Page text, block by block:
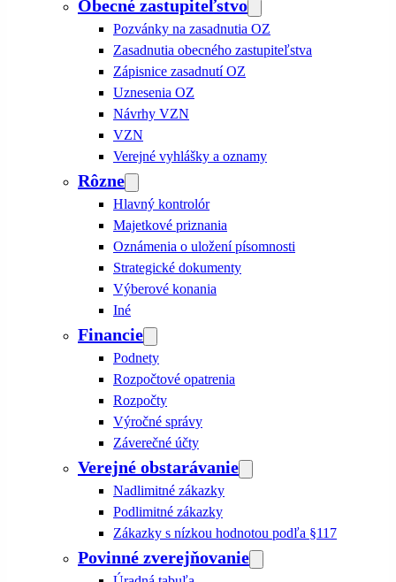
Obecné zastupiteľstvo
Pozvánky na zasadnutia OZ
Zasadnutia obecného zastupiteľstva
Zápisnice zasadnutí OZ
Uznesenia OZ
Návrhy VZN
VZN
Verejné vyhlášky a oznamy
Rôzne
Hlavný kontrolór
Majetkové priznania
Oznámenia o uložení písomnosti
Strategické dokumenty
Výberové konania
Iné
Financie
Podnety
Rozpočtové opatrenia
Rozpočty
Výročné správy
Záverečné účty
Verejné obstarávanie
Nadlimitné zákazky
Podlimitné zákazky
Zákazky s nízkou hodnotou podľa §117
Povinné zverejňovanie